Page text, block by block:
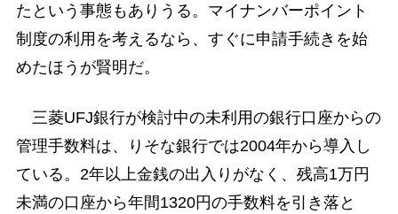
たという事態もありうる。マイナンバーポイント
制度の利用を考えるなら、すぐに申請手続きを始
めたほうが賢明だ。
三菱UFJ銀行が検討中の未利用の銀行口座からの
管理手数料は、りそな銀行では2004年から導入し
ている。2年以上金銭の出入りがなく、残高1万円
未満の口座から年間1320円の手数料を引き落と